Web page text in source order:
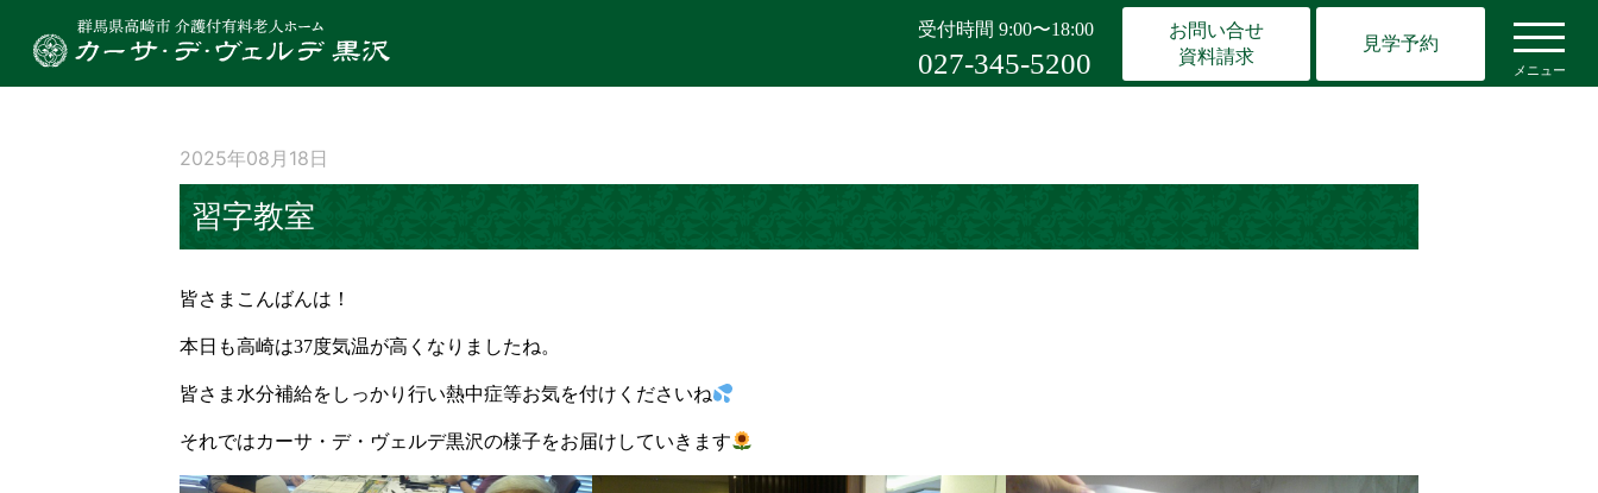
受付時間 9:00〜18:00
027-345-5200
お問い合せ
資料請求
見学予約
メニュー
2025年08月18日
習字教室
皆さまこんばんは！
本日も高崎は37度気温が高くなりましたね。
皆さま水分補給をしっかり行い熱中症等お気を付けくださいね
それではカーサ・デ・ヴェルデ黒沢の様子をお届けしていきます